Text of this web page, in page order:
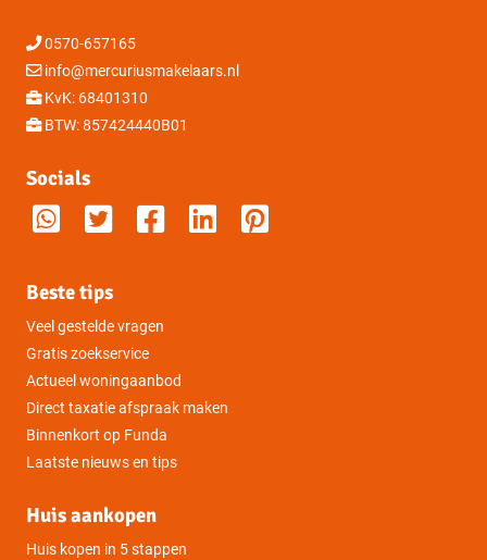
Sectie
Perceelnummer
Oppervlakte
0570-657165
info@mercuriusmakelaars.nl
KvK: 68401310
BTW: 857424440B01
Socials
Beste tips
Veel gestelde vragen
Gratis zoekservice
Actueel woningaanbod
Direct taxatie afspraak maken
Binnenkort op Funda
Laatste nieuws en tips
Huis aankopen
Huis kopen in 5 stappen